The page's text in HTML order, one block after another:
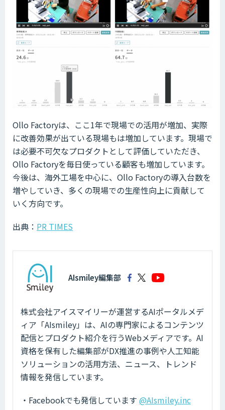
Ollo Factoryは、ここ1年で現場での活用が増加、実際
に改善効果が出ている現場もは増加しています。現場で
は必要不可欠なプロダクトとして評価していただき、
Ollo Factoryを毎日使っている顧客も増加しています。
今後は、海外工場を中心に、Ollo Factoryの導入台数を
増やしていき、多くの現場での生産性向上に貢献して
いく方向です。
出典： PR TIMES
AIsmiley編集部
株式会社アイスマイリーが運営するAIポータルメデ
ィア「AIsmiley」は、AIの専門家によるコンテンツ
配信とプロダクト紹介を行うWebメディアです。AI
資格を保有した編集部がDX推進の事例や人工知能
ソリューションの活用方法、ニュース、トレンド
情報を発信しています。
・Facebookでも発信しています @AIsmiley.inc